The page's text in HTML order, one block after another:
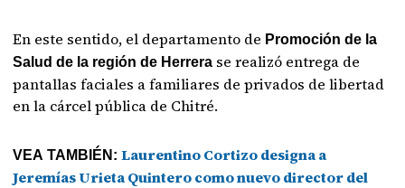
En este sentido, el departamento de Promoción de la
Salud de la región de Herrera se realizó entrega de
pantallas faciales a familiares de privados de libertad
en la cárcel pública de Chitré.
VEA TAMBIÉN:Laurentino Cortizo designa a
Jeremías Urieta Quintero como nuevo director del